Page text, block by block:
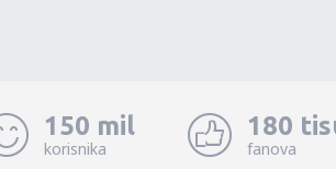
150 mil
korisnika
180
fanova